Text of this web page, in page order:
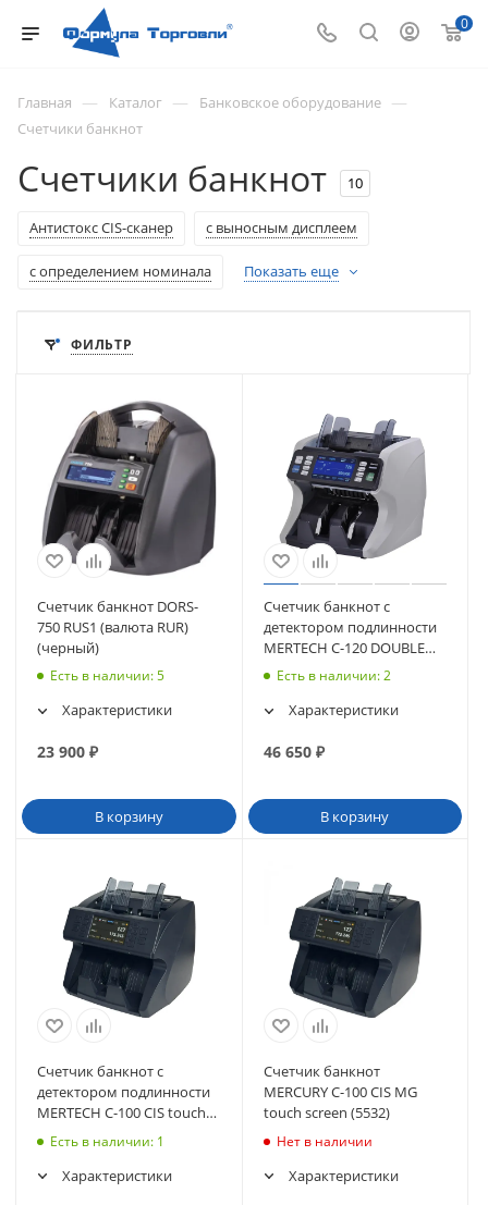
0
Главная — Каталог — Банковское оборудование —
Счетчики банкнот
Счетчики банкнот 10
Антистокс CIS-сканер с выносным дисплеем
с определением номинала Показать еще
ФИЛЬТР
Счетчик банкнот DORS-
750 RUS1 (валюта RUR)
(черный)
Есть в наличии: 5
Характеристики
23 900 ₽
В корзину
Счетчик банкнот с
детектором подлинности
MERTECH C-120 DOUBLE
CIS MG touch screen
Есть в наличии: 2
Характеристики
46 650₽
В корзину
Счетчик банкнот с
детектором подлинности
MERTECH C-100 CIS touch
screen
Есть в наличии: 1
Характеристики
Счетчик банкнот
MERCURY C-100 CIS MG
touch screen (5532)
Нет в наличии
Характеристики